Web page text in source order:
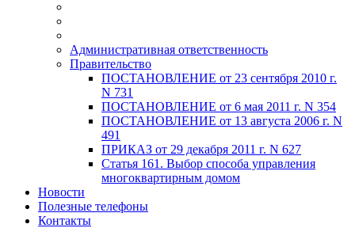
Административная ответственность
Правительство
ПОСТАНОВЛЕНИЕ от 23 сентября 2010 г.
N 731
ПОСТАНОВЛЕНИЕ от 6 мая 2011 г. N 354
ПОСТАНОВЛЕНИЕ от 13 августа 2006 г. N
491
ПРИКАЗ от 29 декабря 2011 г. N 627
Статья 161. Выбор способа управления
многоквартирным домом
Новости
Полезные телефоны
Контакты